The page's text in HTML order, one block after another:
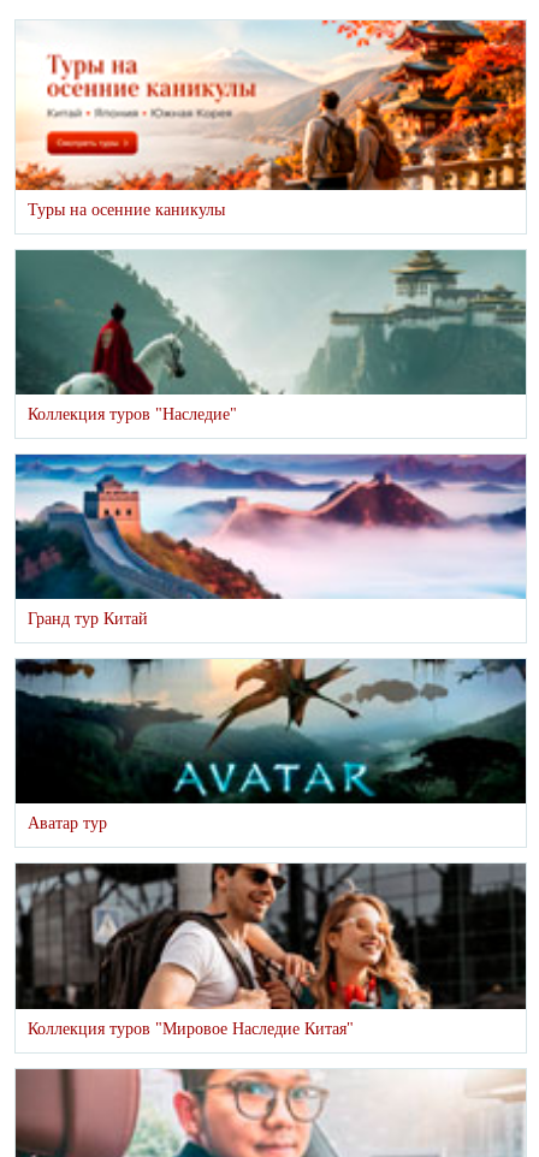
Туры на осенние каникулы
Коллекция туров "Наследие"
Гранд тур Китай
Аватар тур
Коллекция туров "Мировое Наследие Китая"